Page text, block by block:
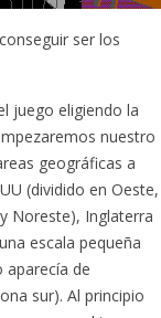
ser los
juego eligiendo la
nuestro
geográficas a
(dividido en Oeste,
Noreste), Inglaterra
escala pequeña
aparecía de
sur). Al principio